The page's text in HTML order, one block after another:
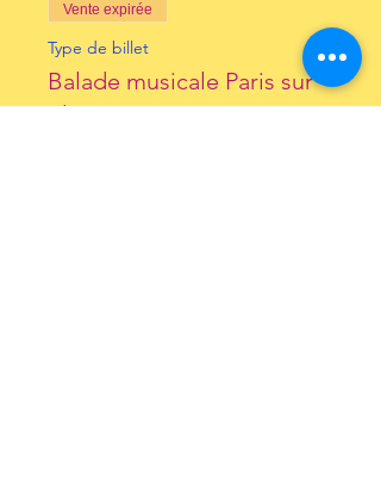
Vente expirée
Type de billet
Balade musicale Paris sur
plac